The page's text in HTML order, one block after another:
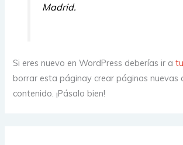
Madrid.
Si eres nuevo en WordPress deberías ir a
borrar esta páginay crear páginas nuevas
contenido. ¡Pásalo bien!